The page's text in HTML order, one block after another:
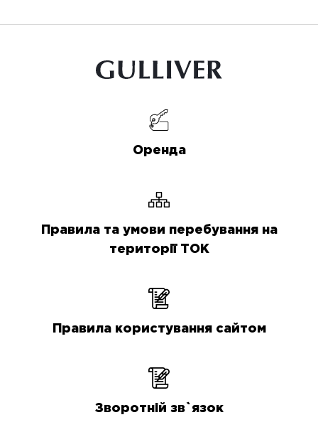
Оренда
Правила та умови перебування на
території ТОК
Правила користування сайтом
Зворотній зв`язок